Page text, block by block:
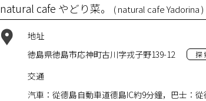
natural cafe やどり菜。 ( natural cafe Yadorina )
地址
徳島県徳島市応神町古川字戎子野139-12
探
交通
汽車：從德島自動車道德島IC約9分鐘，巴士：